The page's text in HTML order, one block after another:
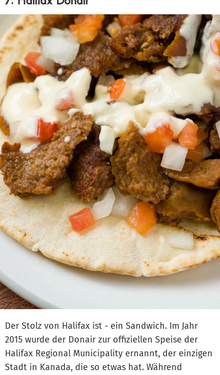
Der Stolz von Halifax ist - ein Sandwich. Im Jahr
2015 wurde der Donair zur offiziellen Speise der
Halifax Regional Municipality ernannt, der einzigen
Stadt in Kanada, die so etwas hat. Während